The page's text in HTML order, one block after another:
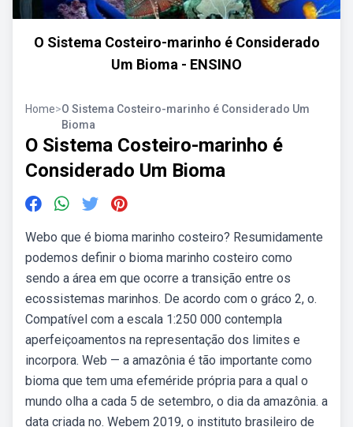
O Sistema Costeiro-marinho é Considerado
Um Bioma - ENSINO
Home>O Sistema Costeiro-marinho é Considerado Um
Bioma
O Sistema Costeiro-marinho é
Considerado Um Bioma
Webo que é bioma marinho costeiro? Resumidamente
podemos definir o bioma marinho costeiro como
sendo a área em que ocorre a transição entre os
ecossistemas marinhos. De acordo com o gráco 2, o.
Compatível com a escala 1:250 000 contempla
aperfeiçoamentos na representação dos limites e
incorpora. Web — a amazônia é tão importante como
bioma que tem uma efeméride própria para a qual o
mundo olha a cada 5 de setembro, o dia da amazônia. a
data criada no. Webem 2019, o instituto brasileiro de